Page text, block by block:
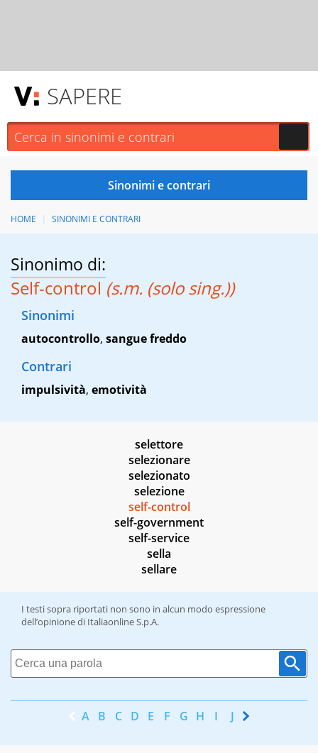
SAPERE
HOME SINONIMI E CONTRARI
Sinonimo di:
Self-control (s.m. (solo sing.))
Sinonimi
autocontrollo, sangue freddo
Contrari
impulsività, emotività
selettore
selezionare
selezionato
selezione
self-control
self-government
self-service
sella
sellare
I testi sopra riportati non sono in alcun modo espressione
dell’opinione di Italiaonline S.p.A.
A B C D E F G H I J K